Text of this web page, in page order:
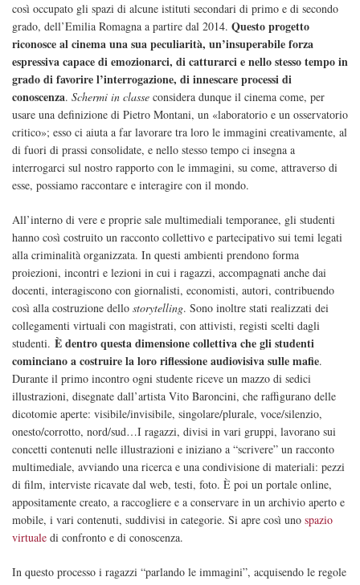
così occupato gli spazi di alcune istituti secondari di primo e di secondo
grado, dell’Emilia Romagna a partire dal 2014. Questo progetto
riconosce al cinema una sua peculiarità, un’insuperabile forza
espressiva capace di emozionarci, di catturarci e nello stesso tempo in
grado di favorire l’interrogazione, di innescare processi di
conoscenza. Schermi in classe considera dunque il cinema come, per
usare una definizione di Pietro Montani, un «laboratorio e un osservatorio
critico»; esso ci aiuta a far lavorare tra loro le immagini creativamente, al
di fuori di prassi consolidate, e nello stesso tempo ci insegna a
interrogarci sul nostro rapporto con le immagini, su come, attraverso di
esse, possiamo raccontare e interagire con il mondo.
All’interno di vere e proprie sale multimediali temporanee, gli studenti
hanno così costruito un racconto collettivo e partecipativo sui temi legati
alla criminalità organizzata. In questi ambienti prendono forma
proiezioni, incontri e lezioni in cui i ragazzi, accompagnati anche dai
docenti, interagiscono con giornalisti, economisti, autori, contribuendo
così alla costruzione dello storytelling. Sono inoltre stati realizzati dei
collegamenti virtuali con magistrati, con attivisti, registi scelti dagli
studenti. È dentro questa dimensione collettiva che gli studenti
cominciano a costruire la loro riflessione audiovisiva sulle mafie.
Durante il primo incontro ogni studente riceve un mazzo di sedici
illustrazioni, disegnate dall’artista Vito Baroncini, che raffigurano delle
dicotomie aperte: visibile/invisibile, singolare/plurale, voce/silenzio,
onesto/corrotto, nord/sud…I ragazzi, divisi in vari gruppi, lavorano sui
concetti contenuti nelle illustrazioni e iniziano a “scrivere” un racconto
multimediale, avviando una ricerca e una condivisione di materiali: pezzi
di film, interviste ricavate dal web, testi, foto. È poi un portale online,
appositamente creato, a raccogliere e a conservare in un archivio aperto e
mobile, i vari contenuti, suddivisi in categorie. Si apre così uno spazio
virtuale di confronto e di conoscenza.
In questo processo i ragazzi “parlando le immagini”, acquisendo le regole